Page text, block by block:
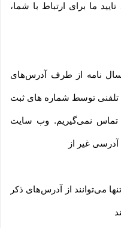
ما برای ارتباط با شما،
نامه از طرف آدرس‏‌های
تلفنی توسط شماره های ثبت
نمی‌‏گیریم. وب سایت
غیر از
می‏‌توانند از آدرس‌‏های ذکر